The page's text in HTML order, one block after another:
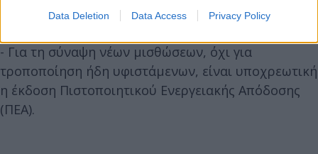
Data Deletion Data Access Privacy Policy
αυτών κλπ)
- Για τη σύναψη νέων μισθώσεων, όχι για
τροποποίηση ήδη υφιστάμενων, είναι υποχρεωτική
η έκδοση Πιστοποιητικού Ενεργειακής Απόδοσης
(ΠΕΑ).